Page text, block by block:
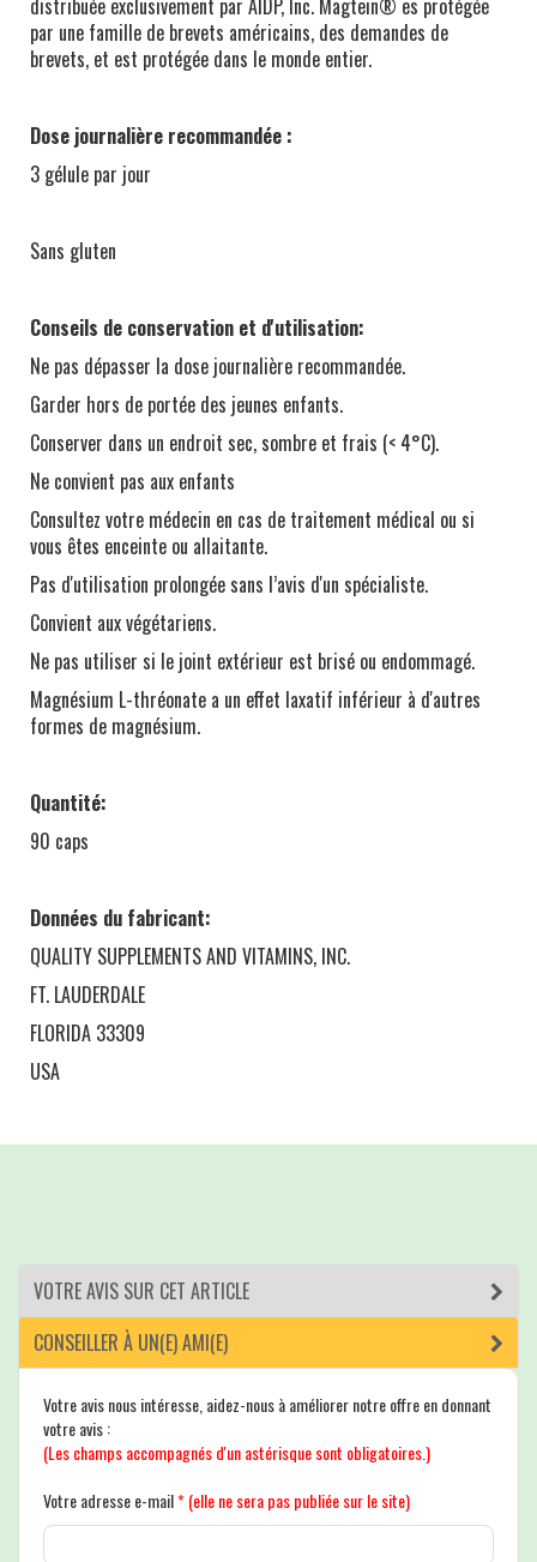
distribuée exclusivement par AIDP, Inc. Magtein® es protégée
par une famille de brevets américains, des demandes de
brevets, et est protégée dans le monde entier.
Dose journalière recommandée :
3 gélule par jour
Sans gluten
Conseils de conservation et d'utilisation:
Ne pas dépasser la dose journalière recommandée.
Garder hors de portée des jeunes enfants.
Conserver dans un endroit sec, sombre et frais (< 4°C).
Ne convient pas aux enfants
Consultez votre médecin en cas de traitement médical ou si
vous êtes enceinte ou allaitante.
Pas d'utilisation prolongée sans l’avis d'un spécialiste.
Convient aux végétariens.
Ne pas utiliser si le joint extérieur est brisé ou endommagé.
Magnésium L-thréonate a un effet laxatif inférieur à d'autres
formes de magnésium.
Quantité:
90 caps
Données du fabricant:
QUALITY SUPPLEMENTS AND VITAMINS, INC.
FT. LAUDERDALE
FLORIDA 33309
USA
VOTRE AVIS SUR CET ARTICLE
CONSEILLER À UN(E) AMI(E)
Votre avis nous intéresse, aidez-nous à améliorer notre offre en donnant
votre avis :
(Les champs accompagnés d'un astérisque sont obligatoires.)
Votre adresse e-mail*(elle ne sera pas publiée sur le site)